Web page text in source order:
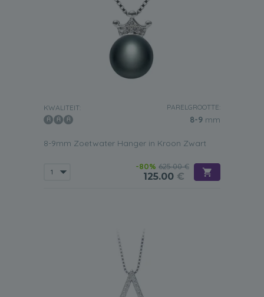
KWALITEIT: PARELGROOTTE:
8-9 mm
8-9mm Zoetwater Hanger in Kroon Zwart
-80% 625.00 €
125.00 €